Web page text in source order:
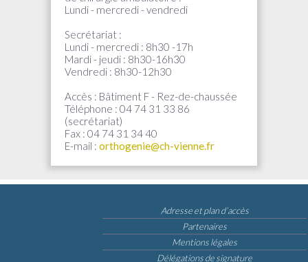
Lundi - mercredi - vendredi
Secrétariat :
Lundi - mercredi : 8h30 -17h
Mardi - jeudi : 8h30-16h30
Vendredi : 8h30-12h30
Accès : Bâtiment F - Rez-de-chaussée
Téléphone : 04 74 31 33 86
(secrétariat)
Fax : 04 74 31 34 40
E-mail : orthogenie@ch-vienne.fr
Adresse et plan d’accès
Partenaires
Mentions légales
Délégations de signature